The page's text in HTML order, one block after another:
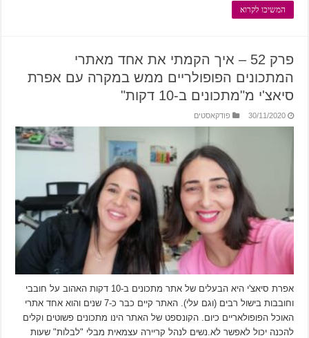
המשיכו לקרוא
פרק 52 – איך הקמתי את אחד מאתרי
המתכונים הפופולריים ממש במקרה עם אפרת
סיאצ'י מ"מתכונים ב-10 דקות"
30/11/2020 פודקאסטים
אפרת סיאצ'י היא הבעלים של אתר מתכונים ב-10 דקות האהוב על חובבי
וחובבות בישול רבים (וגם עלי). האתר קיים כבר כ-7 שנים והוא אחד אתרי
האוכל הפופולאריים כיום. הקונספט של האתר הינו מתכונים פשוטים וקלים
להכנה יכול לאפשר לא.נשים לנהל קריירה עצמאית מבלי "לבלות" שעות